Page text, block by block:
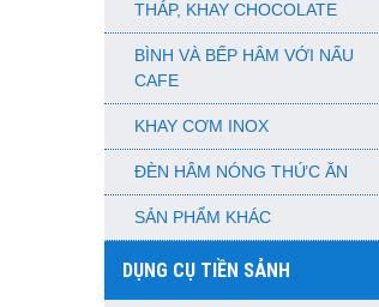
THÁP, KHAY CHOCOLATE
BÌNH VÀ BẾP HÂM VỚI NẤU
CAFE
KHAY CƠM INOX
ĐÈN HÂM NÓNG THỨC ĂN
SẢN PHẨM KHÁC
DỤNG CỤ TIỀN SẢNH